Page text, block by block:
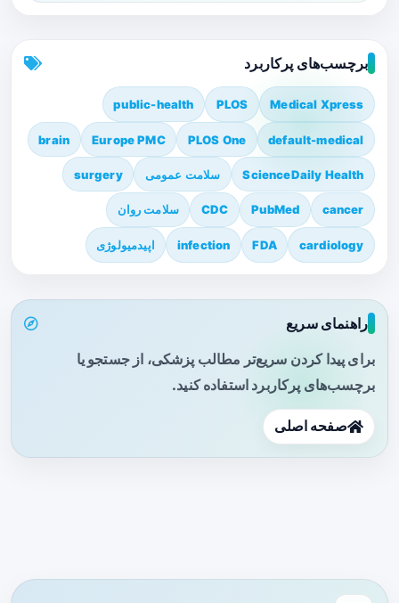
برچسب‌های پرکاربرد
Medical Xpress
PLOS
public-health
default-medical
PLOS One
Europe PMC
brain
ScienceDaily Health سلامت عمومی surgery
cancer
PubMed
CDC سلامت روان
cardiology
FDA
infection اپیدمیولوژی
راهنمای سریع
برای پیدا کردن سریع‌تر مطالب پزشکی، از جستجو یا
برچسب‌های پرکاربرد استفاده کنید.
صفحه اصلی